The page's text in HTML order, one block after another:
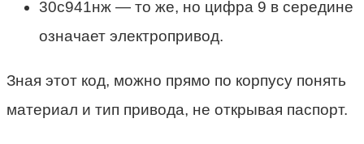
30с941нж — то же, но цифра 9 в середине
означает электропривод.
Зная этот код, можно прямо по корпусу понять
материал и тип привода, не открывая паспорт.